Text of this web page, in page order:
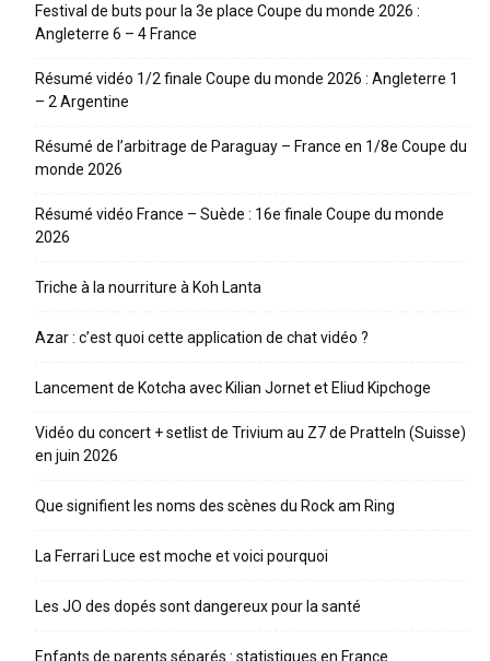
Festival de buts pour la 3e place Coupe du monde 2026 :
Angleterre 6 – 4 France
Résumé vidéo 1/2 finale Coupe du monde 2026 : Angleterre 1
– 2 Argentine
Résumé de l’arbitrage de Paraguay – France en 1/8e Coupe du
monde 2026
Résumé vidéo France – Suède : 16e finale Coupe du monde
2026
Triche à la nourriture à Koh Lanta
Azar : c’est quoi cette application de chat vidéo ?
Lancement de Kotcha avec Kilian Jornet et Eliud Kipchoge
Vidéo du concert + setlist de Trivium au Z7 de Pratteln (Suisse)
en juin 2026
Que signifient les noms des scènes du Rock am Ring
La Ferrari Luce est moche et voici pourquoi
Les JO des dopés sont dangereux pour la santé
Enfants de parents séparés : statistiques en France